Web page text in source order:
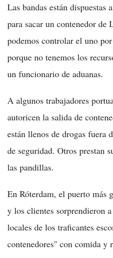
Las bandas están dispuestas
para sacar un contenedor de
podemos controlar el uno
porque no tenemos los
un funcionario de aduanas.
A algunos trabajadores
autoricen la salida de
están llenos de drogas fuera
de seguridad. Otros prestan
las pandillas.
En Róterdam, el puerto más
y los clientes sorprendieron
locales de los traficantes
contenedores" con comida y